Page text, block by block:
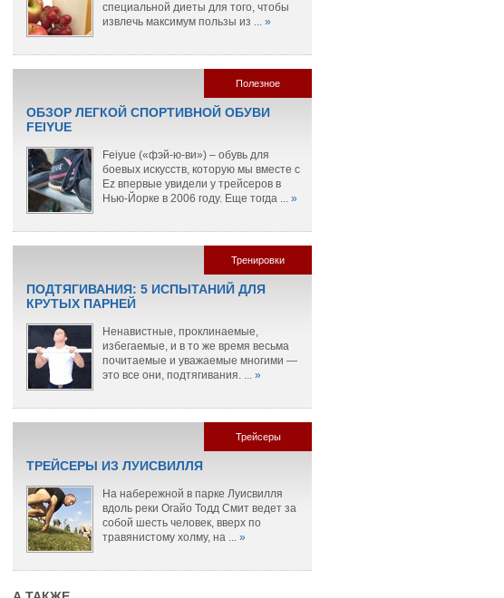
специальной диеты для того, чтобы
извлечь максимум пользы из ... »
Полезное
ОБЗОР ЛЕГКОЙ СПОРТИВНОЙ ОБУВИ
FEIYUE
Feiyue («фэй-ю-ви») – обувь для
боевых искусств, которую мы вместе с
Ez впервые увидели у трейсеров в
Нью-Йорке в 2006 году. Еще тогда ... »
Тренировки
ПОДТЯГИВАНИЯ: 5 ИСПЫТАНИЙ ДЛЯ
КРУТЫХ ПАРНЕЙ
Ненавистные, проклинаемые,
избегаемые, и в то же время весьма
почитаемые и уважаемые многими —
это все они, подтягивания. ... »
Трейсеры
ТРЕЙСЕРЫ ИЗ ЛУИСВИЛЛЯ
На набережной в парке Луисвилля
вдоль реки Огайо Тодд Смит ведет за
собой шесть человек, вверх по
травянистому холму, на ... »